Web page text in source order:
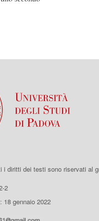
i diritti dei testi sono riservati al
2
18 gennaio 2022